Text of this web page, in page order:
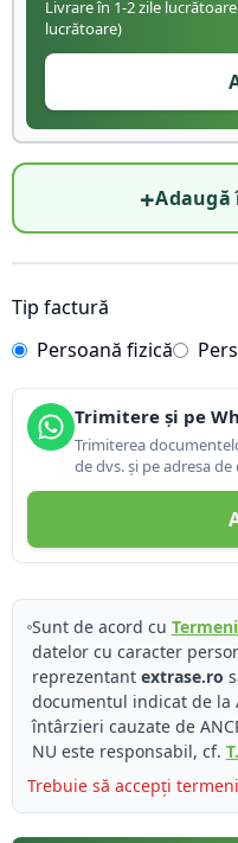
Livrare în 1-2 zile
lucrătoare)
+Adaugă
Tip factură
Persoană fizică
Trimitere și pe
Trimiterea
de dvs. și pe adresa
Sunt de acord cu
datelor cu caracter
reprezentant extrase.ro
documentul indicat de la
întârzieri cauzate de
NU este responsabil, cf.
Trebuie să accepți